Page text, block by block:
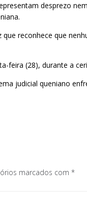
desprezo
reconhece que
feira (28), durante a
judicial queniano
marcados com *